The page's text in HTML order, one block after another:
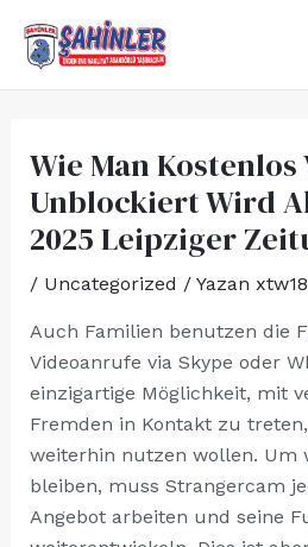
atla
Wie Man Kostenlos
Unblockiert Wird
2025 Leipziger
/ Uncategorized / Yazan
Auch Familien benutzen die
Videoanrufe via Skype oder
einzigartige Möglichkeit, mit
Fremden in Kontakt zu
weiterhin nutzen wollen. Um
bleiben, muss Strangercam
Angebot arbeiten und seine
dolaşımı